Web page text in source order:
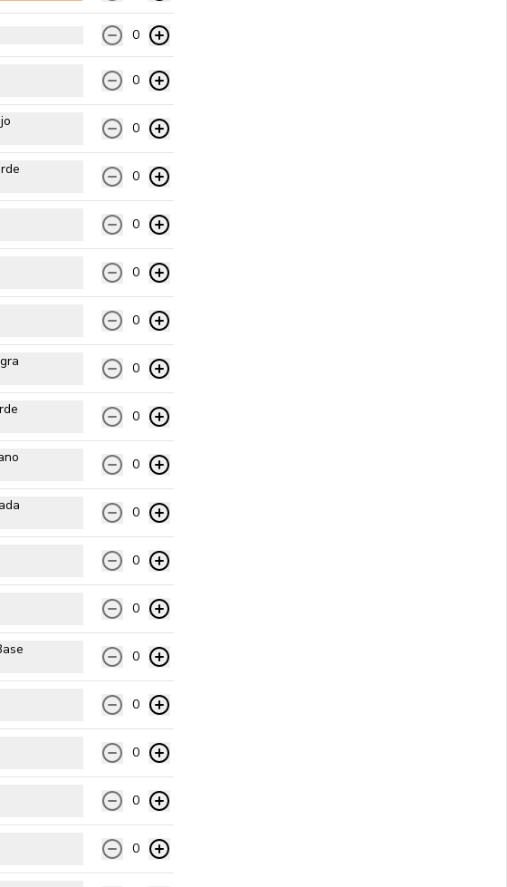
0
0
0
0
0
0
0
0
0
0
0
0
0
0
0
0
0
0